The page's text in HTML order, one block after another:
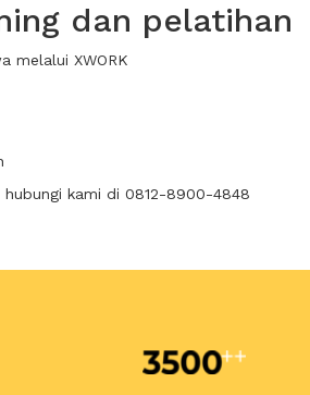
dan pelatihan
melalui XWORK
kami di 0812-8900-4848